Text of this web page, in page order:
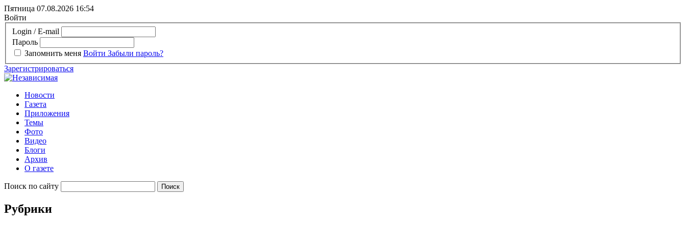
Пятница 07.08.2026 16:54
Войти
Login / E-mail
Пароль
Запомнить меня Войти Забыли пароль?
Зарегистрироваться
Новости
Газета
Приложения
Темы
Фото
Видео
Блоги
Архив
О газете
Поиск по сайту
Рубрики